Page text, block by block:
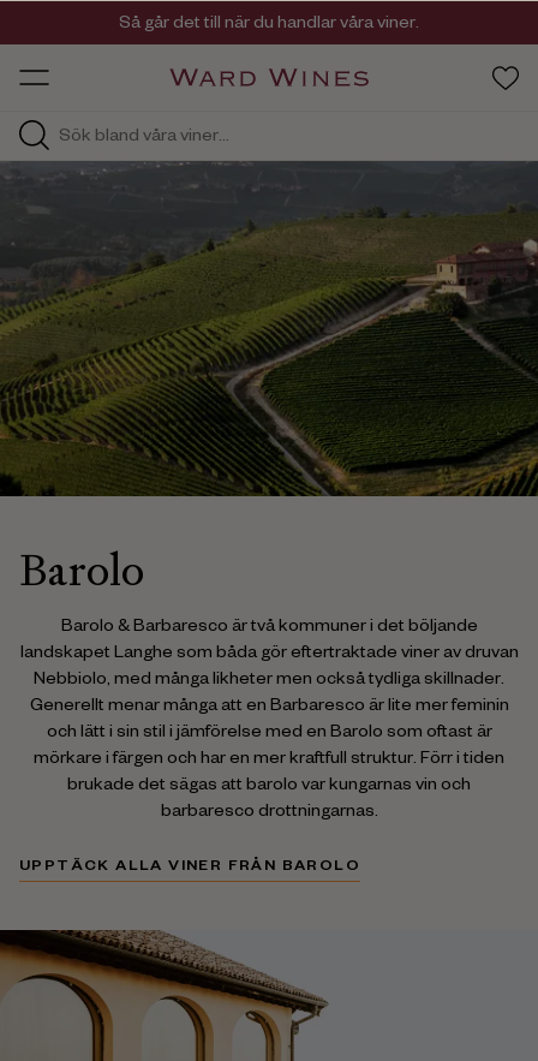
HOS
Viner med kvalitet, ursprung & personlighet
Så går det till när du handlar våra viner.
Barolo
Barolo & Barbaresco är två kommuner i det böljande
landskapet Langhe som båda gör eftertraktade viner av druvan
Nebbiolo, med många likheter men också tydliga skillnader.
Generellt menar många att en Barbaresco är lite mer feminin
och lätt i sin stil i jämförelse med en Barolo som oftast är
mörkare i färgen och har en mer kraftfull struktur. Förr i tiden
brukade det sägas att barolo var kungarnas vin och
barbaresco drottningarnas.
UPPTÄCK ALLA VINER FRÅN BAROLO